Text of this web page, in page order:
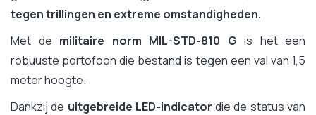
tegen trillingen en extreme omstandigheden.
Met de militaire norm MIL-STD-810 G is het een
robuuste portofoon die bestand is tegen een val van 1,5
meter hoogte.
Dankzij de uitgebreide LED-indicator die de status van